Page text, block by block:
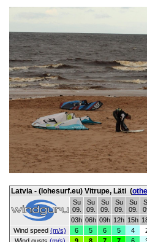
Latvia - (lohesurf.eu) Vitrupe, Läti (
Su
09.
Su
09.
Su
09.
Su
09.
Su
09.
03h 06h 09h 12h 15h
Wind speed (m/s) 6 5 6 5 4